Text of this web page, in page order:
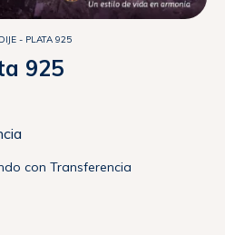
- PLATA 925
925
con Transferencia